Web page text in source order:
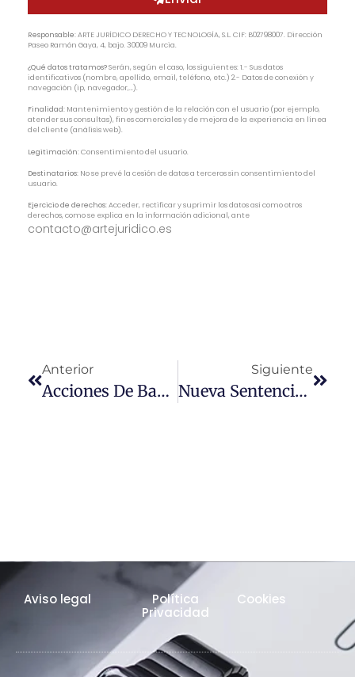
Responsable:ARTE JURÍDICO DERECHO Y TECNOLOGÍA, S.L. CIF: B02798007. Dirección
Paseo Ramón Gaya, 4, bajo. 30009 Murcia.
¿Qué datos tratamos?Serán, según el caso, los siguientes: 1.- Sus datos
identificativos (nombre, apellido, email, teléfono, etc.) 2.- Datos de conexión y
navegación (ip, navegador,…).
Finalidad: Mantenimiento y gestión de la relación con el usuario (por ejemplo,
atender sus consultas), fines comerciales y de mejora de la experiencia en línea
del cliente (análisis web).
Legitimación:Consentimiento del usuario.
Destinatarios: No se prevé la cesión de datos a terceros sin consentimiento del
usuario.
Ejercicio de derechos:Acceder, rectificar y suprimir los datos así como otros
derechos, como se explica en la información adicional, ante
contacto@artejuridico.es
Anterior
Acciones De Bankia, Competencia Juzgado Del Domicilio Del Demandante.
Siguiente
Nueva Sentencia Del TS Sobre Los Swap
Aviso legal
Política
Privacidad
Cookies